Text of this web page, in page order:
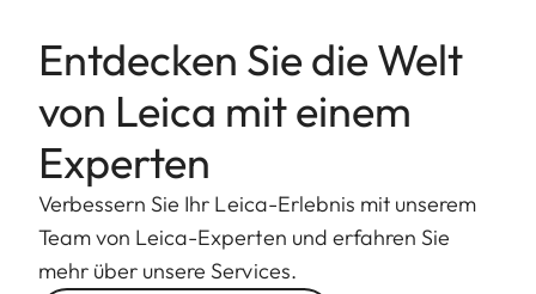
Entdecken Sie die Welt
von Leica mit einem
Experten
Verbessern Sie Ihr Leica-Erlebnis mit unserem
Team von Leica-Experten und erfahren Sie
mehr über unsere Services.